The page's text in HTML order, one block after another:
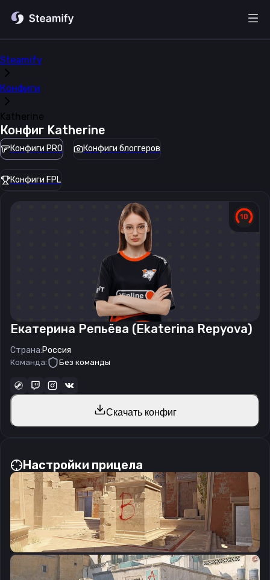
Steamify
Конфиги
Katherine
Конфиг Katherine
Конфиги PRO Конфиги блоггеров
Конфиги FPL
Екатерина Репьёва (Ekaterina Repyova)
Страна:Россия
Команда: Без команды
Скачать конфиг
Настройки прицела
CSGO-U98j8-k8Frk-KQzJR-HQVcj-QfG4C